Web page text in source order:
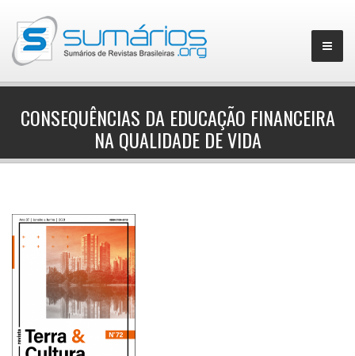
CONSEQUÊNCIAS DA EDUCAÇÃO FINANCEIRA
NA QUALIDADE DE VIDA